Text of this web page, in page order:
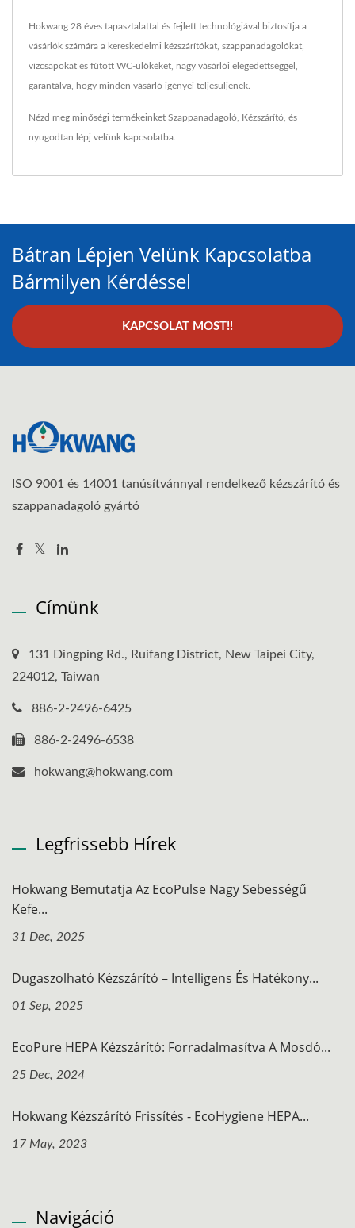
Hokwang 28 éves tapasztalattal és fejlett technológiával biztosítja a
vásárlók számára a kereskedelmi kézszárítókat, szappanadagolókat,
vízcsapokat és fűtött WC-ülőkéket, nagy vásárlói elégedettséggel,
garantálva, hogy minden vásárló igényei teljesüljenek.
Nézd meg minőségi termékeinket Szappanadagoló Kézszárító , és
nyugodtan lépj velünk kapcsolatba
Bátran Lépjen Velünk Kapcsolatba
Bármilyen Kérdéssel
KAPCSOLAT MOST!!
ISO 9001 és 14001 tanúsítvánnyal rendelkező kézszárító és
szappanadagoló gyártó
Címünk
131 Dingping Rd., Ruifang District, New Taipei City,
224012, Taiwan
886-2-2496-6425
886-2-2496-6538
hokwang@hokwang.com
Legfrissebb Hírek
Hokwang Bemutatja Az EcoPulse Nagy Sebességű
Kefe...
31 Dec, 2025
Dugaszolható Kézszárító – Intelligens És Hatékony...
01 Sep, 2025
EcoPure HEPA Kézszárító: Forradalmasítva A Mosdó...
25 Dec, 2024
Hokwang Kézszárító Frissítés - EcoHygiene HEPA...
17 May, 2023
Navigáció